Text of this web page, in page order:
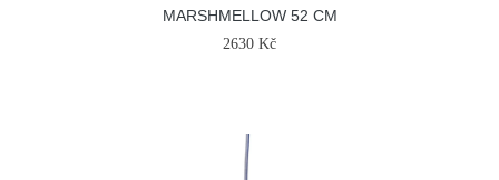
MARSHMELLOW 52 CM
2630 Kč